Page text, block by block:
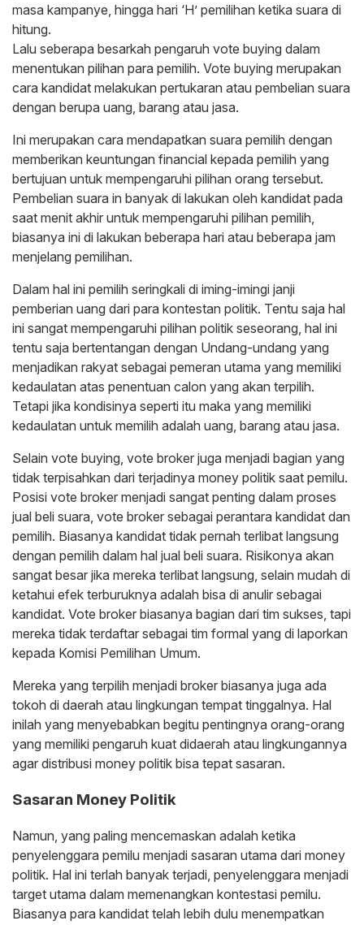
masa kampanye, hingga hari ‘H’ pemilihan ketika suara di
hitung.
Lalu seberapa besarkah pengaruh vote buying dalam
menentukan pilihan para pemilih. Vote buying merupakan
cara kandidat melakukan pertukaran atau pembelian suara
dengan berupa uang, barang atau jasa.
Ini merupakan cara mendapatkan suara pemilih dengan
memberikan keuntungan financial kepada pemilih yang
bertujuan untuk mempengaruhi pilihan orang tersebut.
Pembelian suara in banyak di lakukan oleh kandidat pada
saat menit akhir untuk mempengaruhi pilihan pemilih,
biasanya ini di lakukan beberapa hari atau beberapa jam
menjelang pemilihan.
Dalam hal ini pemilih seringkali di iming-imingi janji
pemberian uang dari para kontestan politik. Tentu saja hal
ini sangat mempengaruhi pilihan politik seseorang, hal ini
tentu saja bertentangan dengan Undang-undang yang
menjadikan rakyat sebagai pemeran utama yang memiliki
kedaulatan atas penentuan calon yang akan terpilih.
Tetapi jika kondisinya seperti itu maka yang memiliki
kedaulatan untuk memilih adalah uang, barang atau jasa.
Selain vote buying, vote broker juga menjadi bagian yang
tidak terpisahkan dari terjadinya money politik saat pemilu.
Posisi vote broker menjadi sangat penting dalam proses
jual beli suara, vote broker sebagai perantara kandidat dan
pemilih. Biasanya kandidat tidak pernah terlibat langsung
dengan pemilih dalam hal jual beli suara. Risikonya akan
sangat besar jika mereka terlibat langsung, selain mudah di
ketahui efek terburuknya adalah bisa di anulir sebagai
kandidat. Vote broker biasanya bagian dari tim sukses, tapi
mereka tidak terdaftar sebagai tim formal yang di laporkan
kepada Komisi Pemilihan Umum.
Mereka yang terpilih menjadi broker biasanya juga ada
tokoh di daerah atau lingkungan tempat tinggalnya. Hal
inilah yang menyebabkan begitu pentingnya orang-orang
yang memiliki pengaruh kuat didaerah atau lingkungannya
agar distribusi money politik bisa tepat sasaran.
Sasaran Money Politik
Namun, yang paling mencemaskan adalah ketika
penyelenggara pemilu menjadi sasaran utama dari money
politik. Hal ini terlah banyak terjadi, penyelenggara menjadi
target utama dalam memenangkan kontestasi pemilu.
Biasanya para kandidat telah lebih dulu menempatkan